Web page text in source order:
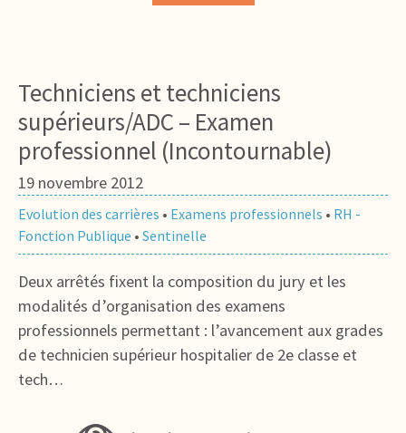
Techniciens et techniciens
supérieurs/ADC – Examen
professionnel (Incontournable)
19 novembre 2012
Evolution des carrières • Examens professionnels • RH -
Fonction Publique • Sentinelle
Deux arrêtés fixent la composition du jury et les
modalités d’organisation des examens
professionnels permettant : l’avancement aux grades
de technicien supérieur hospitalier de 2e classe et
tech…